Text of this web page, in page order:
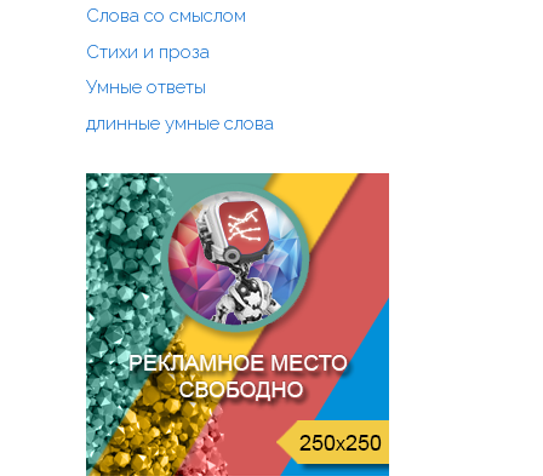
Слова со смыслом
Стихи и проза
Умные ответы
длинные умные слова